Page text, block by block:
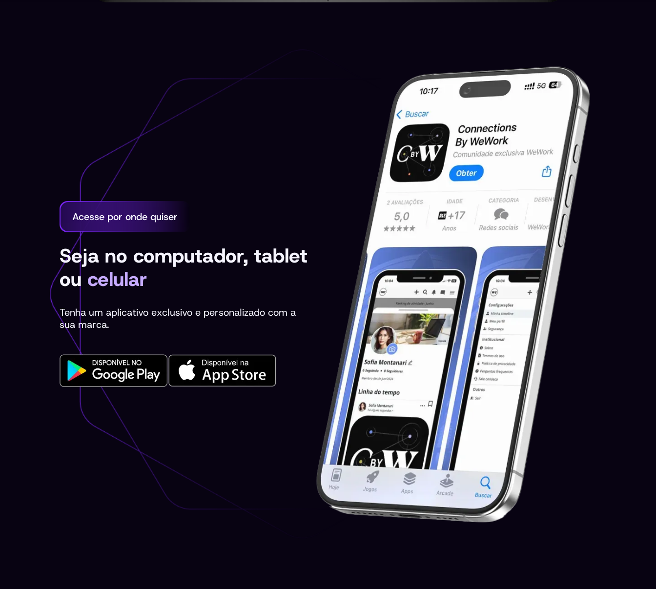
Acesse por onde quiser
Seja no computador, tablet
ou celular
Tenha um aplicativo exclusivo e personalizado com a
sua marca.